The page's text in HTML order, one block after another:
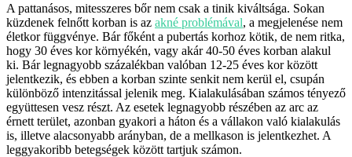
A pattanásos, mitesszeres bőr nem csak a tinik kiváltsága. Sokan
küzdenek felnőtt korban is az akné problémával, a megjelenése nem
életkor függvénye. Bár főként a pubertás korhoz kötik, de nem ritka,
hogy 30 éves kor környékén, vagy akár 40-50 éves korban alakul
ki. Bár legnagyobb százalékban valóban 12-25 éves kor között
jelentkezik, és ebben a korban szinte senkit nem kerül el, csupán
különböző intenzitással jelenik meg. Kialakulásában számos tényező
együttesen vesz részt. Az esetek legnagyobb részében az arc az
érnett terület, azonban gyakori a háton és a vállakon való kialakulás
is, illetve alacsonyabb arányban, de a mellkason is jelentkezhet. A
leggyakoribb betegségek között tartjuk számon.